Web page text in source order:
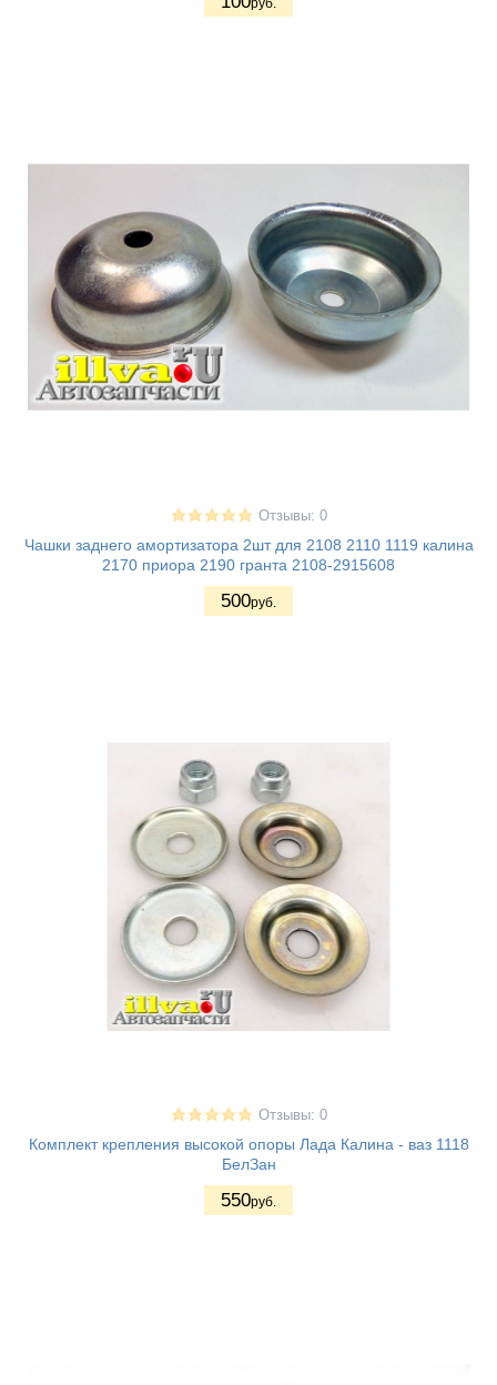
Отзывы: 0
Чашки заднего амортизатора 2шт для 2108 2110 1119 калина
2170 приора 2190 гранта 2108-2915608
500руб.
Отзывы: 0
Комплект крепления высокой опоры Лада Калина - ваз 1118
БелЗан
550руб.